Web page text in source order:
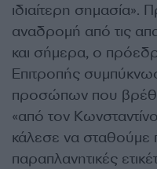
ιδιαίτερη
αναδρομή από τις
και σήμερα, ο
Επιτροπής
προσώπων που
«από τον
κάλεσε να σταθούμε
παραπλανητικές